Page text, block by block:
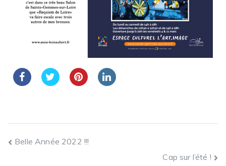
Belle Année 2022 !!!
Cap sur l’été !